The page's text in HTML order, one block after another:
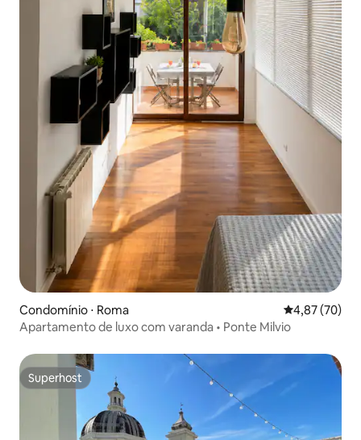
Condomínio ⋅ Roma 4,87 de uma
4,87 (70)
Apartamento de luxo com varanda • Ponte Milvio
Superhost
Superhost